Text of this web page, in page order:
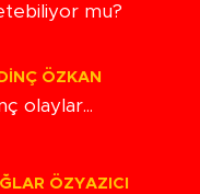
mu?
ÖZKAN
olaylar...
ÖZYAZICI